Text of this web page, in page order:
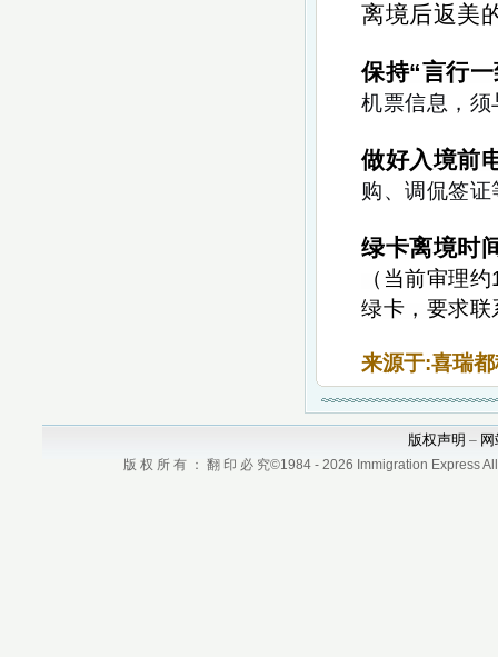
离境后返美
保持“言行
机票信息，
做好入境前
购、调侃签
绿卡离境时
（当前审理
绿卡，要求
来源于:喜瑞
版权声明 –
版 权 所 有 ： 翻 印 必 究©1984 - 2026 Immigration Express